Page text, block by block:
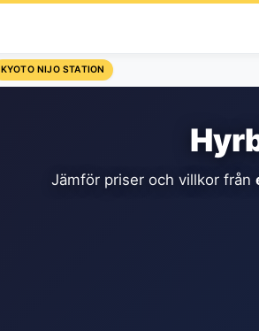
KYOTO NIJO STATION
Jämför priser och villkor från